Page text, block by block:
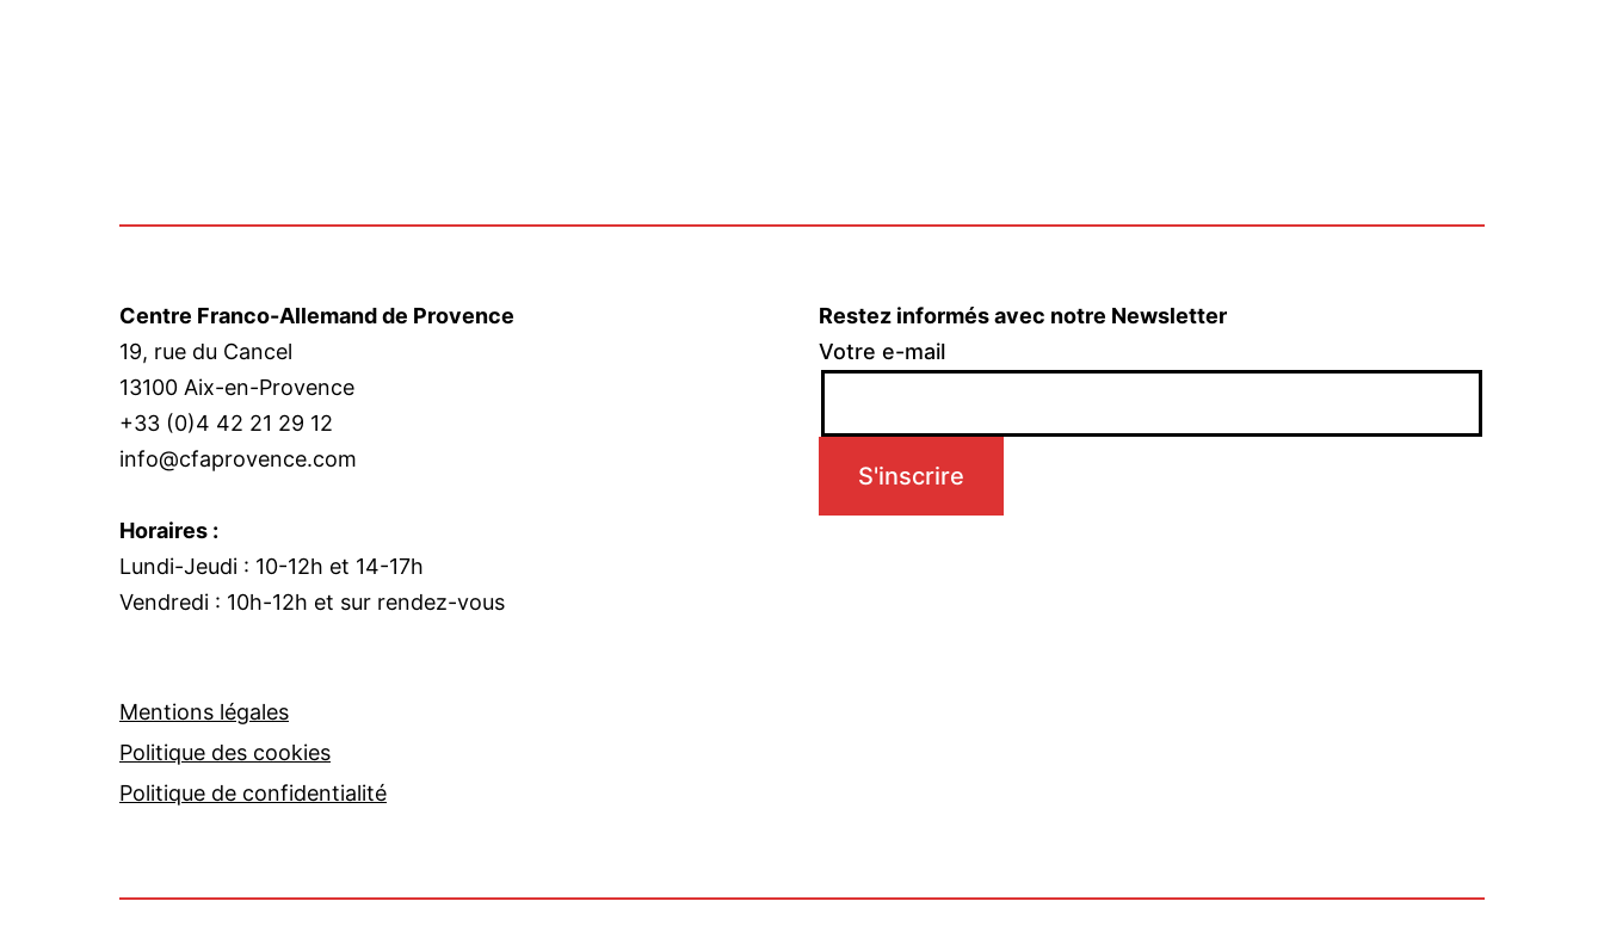
Centre Franco-Allemand de Provence
19, rue du Cancel
13100 Aix-en-Provence
+33 (0)4 42 21 29 12
info@cfaprovence.com
Horaires :
Lundi-Jeudi : 10-12h et 14-17h
Vendredi : 10h-12h et sur rendez-vous
Restez informés avec notre Newsletter
Votre e-mail
Mentions légales
Politique des cookies
Politique de confidentialité